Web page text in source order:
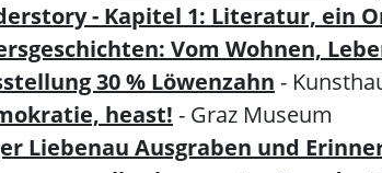
- Kapitel 1: Literatur, ein
Vom Wohnen,
30 % Löwenzahn -
heast! - Graz Museum
Liebenau Ausgraben und